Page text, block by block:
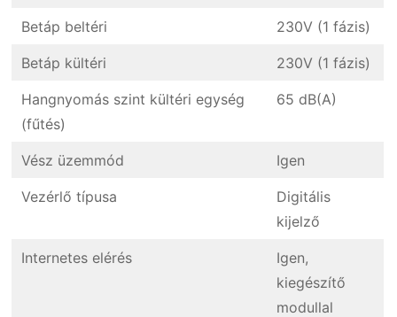
Betáp beltéri 230V (1 fázis)
Betáp kültéri 230V (1 fázis)
Hangnyomás szint kültéri egység
(fűtés)
65 dB(A)
Vész üzemmód Igen
Vezérlő típusa
Digitális
kijelző
Internetes elérés
Igen,
kiegészítő
modullal